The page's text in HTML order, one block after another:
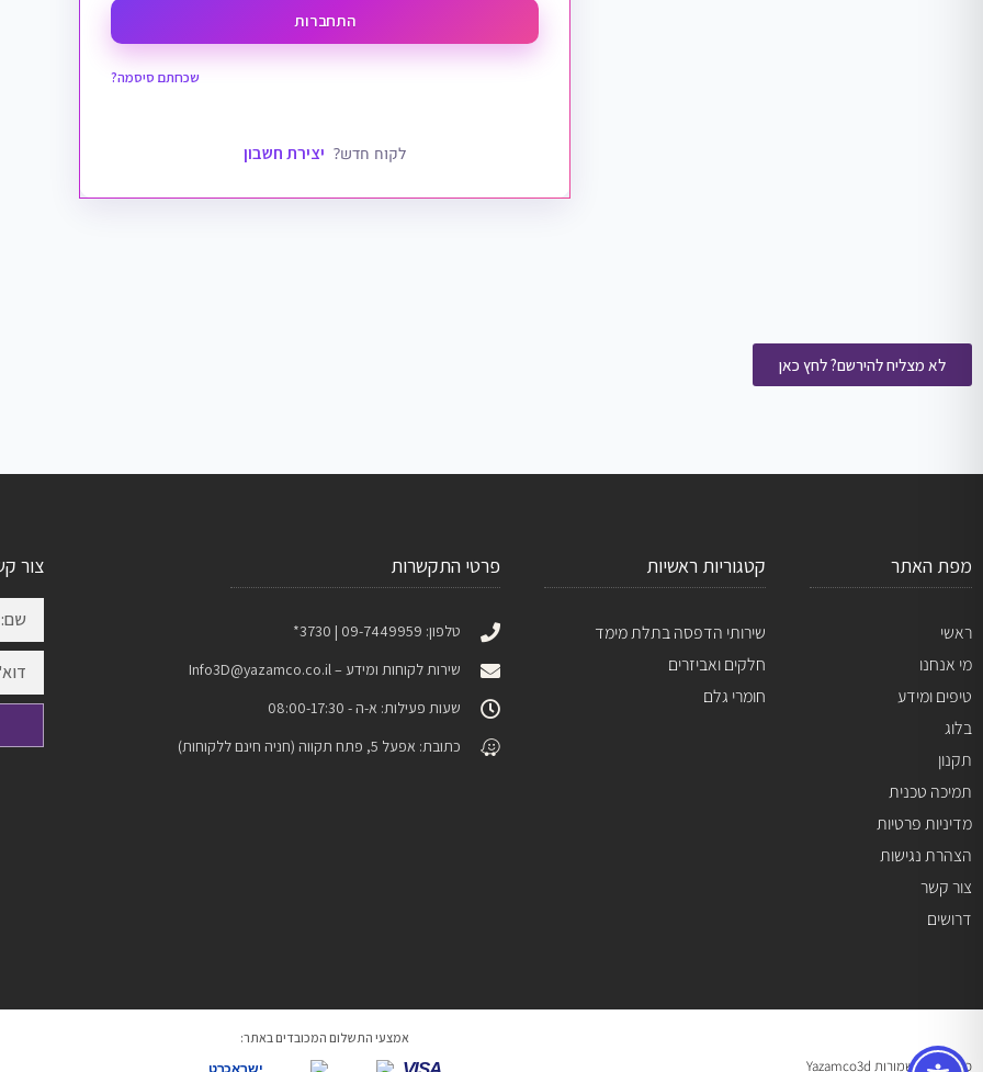
התחברות
שכחתם סיסמה?
לקוח חדש? יצירת חשבון
לא מצליח להירשם? לחץ כאן
מפת האתר
ראשי
מי אנחנו
טיפים ומידע
בלוג
תקנון
תמיכה טכנית
מדיניות פרטיות
הצהרת נגישות
צור קשר
דרושים
קטגוריות ראשיות
שירותי הדפסה בתלת מימד
חלקים ואביזרים
חומרי גלם
פרטי התקשרות
טלפון: 09-7449959 | 3730*
שירות לקוחות ומידע –Info3D@yazamco.co.il
שעות פעילות: א-ה - 08:00-17:30
כתובת: אפעל 5, פתח תקווה (חניה חינם ללקוחות)
צור
כל הזכויות שמורות Yazamco3d
אמצעי התשלום המכובדים באתר:
ישראכרט